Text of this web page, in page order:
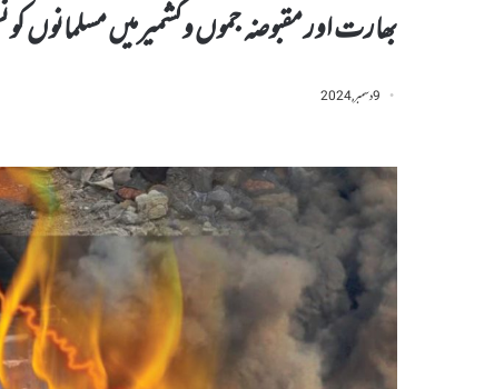
بھارت اور مقبوضہ جموں وکشمیرمیں
9 دسمبر, 2024